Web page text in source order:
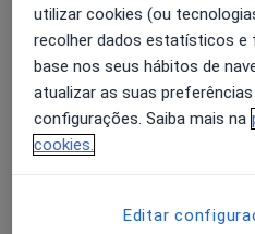
Detalhes
Craniotomia Para Tumor
Posterior
Detalhes
utilizar cookies (ou
recolher dados estatísticos
base nos seus hábitos de
atualizar as suas
configurações. Saiba mais na
cookies.
Editar